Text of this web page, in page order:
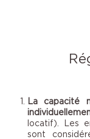
La capacité
locatif). Les
sont